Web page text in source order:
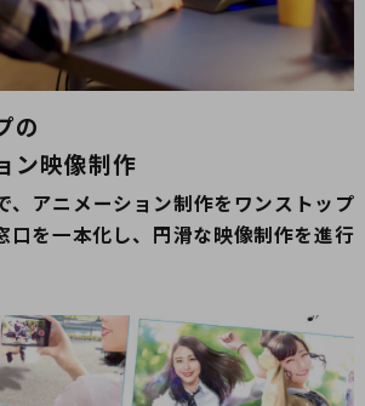
の
ン映像制作
、アニメーション制作をワンストップ
口を一本化し、円滑な映像制作を進行